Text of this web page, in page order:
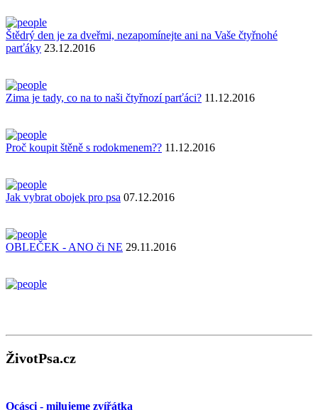
Štědrý den je za dveřmi, nezapomínejte ani na Vaše čtyřnohé
parťáky 23.12.2016
Zima je tady, co na to naši čtyřnozí parťáci? 11.12.2016
Proč koupit štěně s rodokmenem?? 11.12.2016
Jak vybrat obojek pro psa 07.12.2016
OBLEČEK - ANO či NE 29.11.2016
ŽivotPsa.cz
Ocásci - milujeme zvířátka